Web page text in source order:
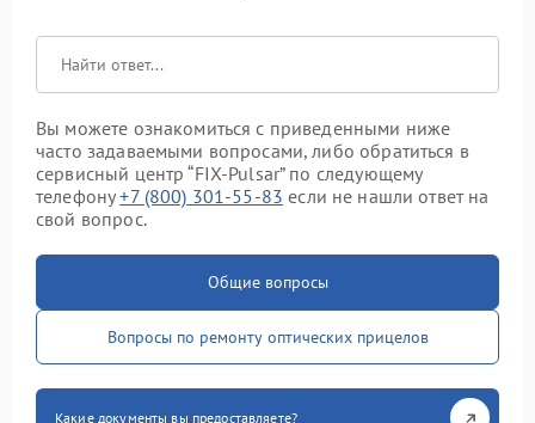
Вы можете ознакомиться с приведенными ниже
часто задаваемыми вопросами, либо обратиться в
сервисный центр “FIX-Pulsar” по следующему
телефону+7 (800) 301-55-83 если не нашли ответ на
свой вопрос.
Общие вопросы
Вопросы по ремонту оптических прицелов
Какие документы вы предоставляете?